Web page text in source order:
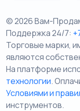
© 2026 Вам-
Поддержка 24/7:
Торговые марки,
являются
На платформе
технологии.
Условиями и
инструментов.